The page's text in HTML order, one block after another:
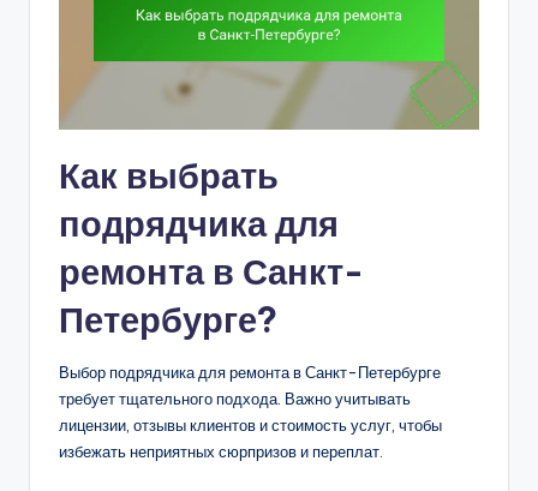
Как выбрать
подрядчика для
ремонта в Санкт-
Петербурге?
Выбор подрядчика для ремонта в Санкт-Петербурге
требует тщательного подхода. Важно учитывать
лицензии, отзывы клиентов и стоимость услуг, чтобы
избежать неприятных сюрпризов и переплат.